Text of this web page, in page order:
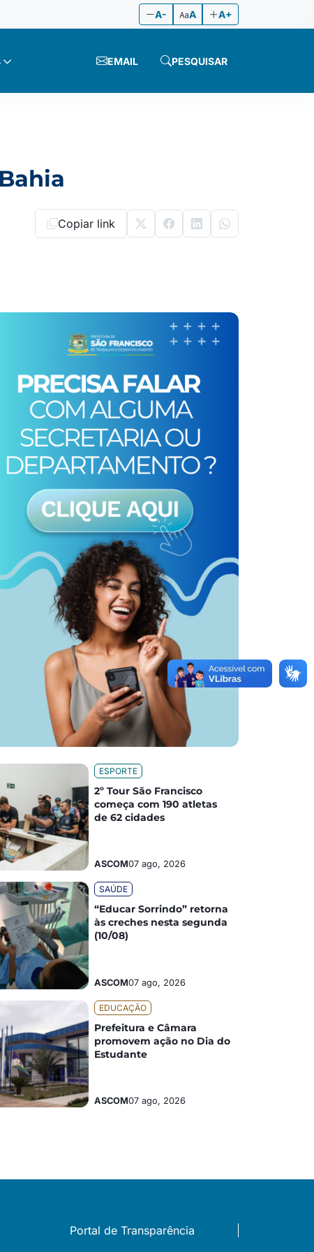
A- A A+
EMAIL PESQUISAR
Copiar link
ESPORTE
2º Tour São Francisco
começa com 190 atletas
de 62 cidades
ASCOM07 ago, 2026
SAÚDE
“Educar Sorrindo” retorna
às creches nesta segunda
(10/08)
ASCOM07 ago, 2026
EDUCAÇÃO
Prefeitura e Câmara
promovem ação no Dia do
Estudante
ASCOM07 ago, 2026
Portal de Transparência